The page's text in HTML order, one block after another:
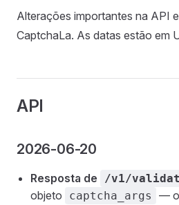
Alterações importantes na API
CaptchaLa. As datas estão em
API
2026-06-20
Resposta de /v1/
objeto
captcha_args
— o